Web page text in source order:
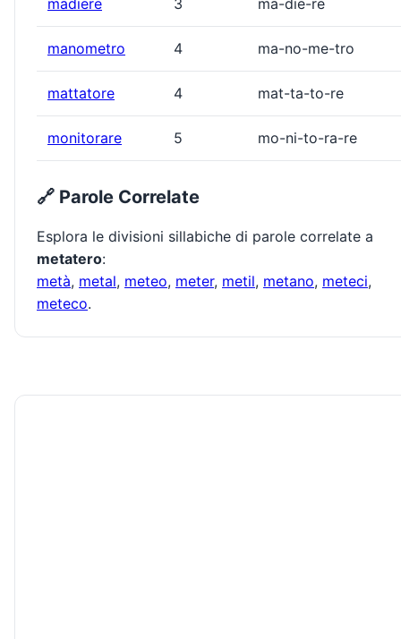
madiere 3 ma-die-re
manometro 4 ma-no-me-tro
mattatore 4 mat-ta-to-re
monitorare 5 mo-ni-to-ra-re
🔗 Parole Correlate
Esplora le divisioni sillabiche di parole correlate a
metatero:
metà, metal, meteo, meter, metil, metano, meteci,
meteco.